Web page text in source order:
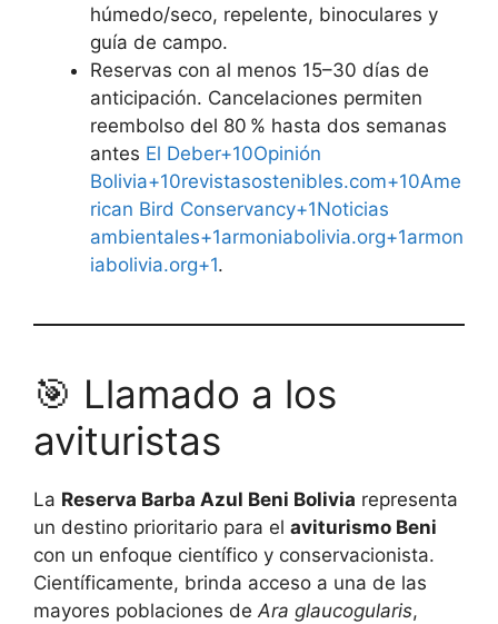
húmedo/seco, repelente, binoculares y
guía de campo.
Reservas con al menos 15–30 días de
anticipación. Cancelaciones permiten
reembolso del 80 % hasta dos semanas
antes El Deber+10Opinión
Bolivia+10revistasostenibles.com+10Ame
rican Bird Conservancy+1Noticias
ambientales+1armoniabolivia.org+1armon
iabolivia.org+1.
🎯 Llamado a los
avituristas
La Reserva Barba Azul Beni Bolivia representa
un destino prioritario para el aviturismo Beni
con un enfoque científico y conservacionista.
Científicamente, brinda acceso a una de las
mayores poblaciones deAra glaucogularis,